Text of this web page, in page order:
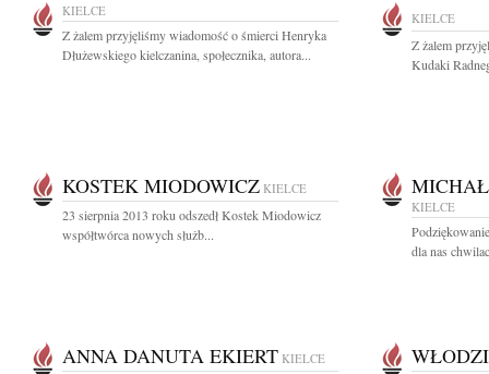
KIELCE
Z żalem przyjęliśmy wiadomość o śmierci Henryka
Dłużewskiego kielczanina, społecznika, autora...
KIELCE
Z żalem
Kudaki
KOSTEK MIODOWICZ KIELCE
23 sierpnia 2013 roku odszedł Kostek Miodowicz
współtwórca nowych służb...
KIELCE
dla nas
ANNA DANUTA EKIERT KIELCE